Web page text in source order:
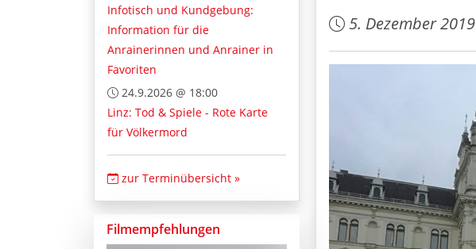
Infotisch und Kundgebung:
Information für die
Anrainerinnen und Anrainer in
Favoriten
24.9.2026 @ 18:00
Linz: Tod & Spiele - Rote Karte
für Völkermord
zur Terminübersicht »
Filmempfehlungen
5. Dezember 2019